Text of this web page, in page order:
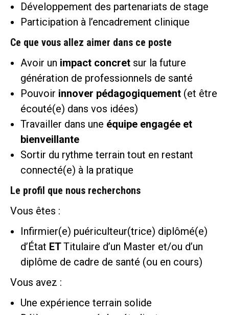
Développement des partenariats de stage
Participation à l’encadrement clinique
Ce que vous allez aimer dans ce poste
Avoir un impact concret sur la future
génération de professionnels de santé
Pouvoir innover pédagogiquement (et être
écouté(e) dans vos idées)
Travailler dans une équipe engagée et
bienveillante
Sortir du rythme terrain tout en restant
connecté(e) à la pratique
Le profil que nous recherchons
Vous êtes :
Infirmier(e) puériculteur(trice) diplômé(e)
d’État ETTitulaire d’un Master et/ou d’un
diplôme de cadre de santé (ou en cours)
Vous avez :
Une expérience terrain solide